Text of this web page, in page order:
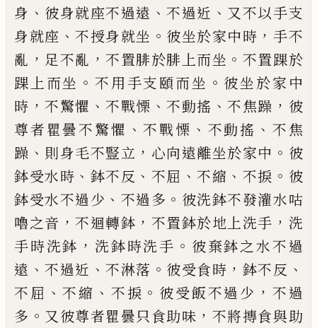
身 、 彼身就座不過遠 、不過近 、 又不以手支
身就座 、不授身就坐 。 彼坐於家中時 ， 手不
亂 ， 足不亂 ，不置腓於腓上而坐 。 不置踝於
踝上而坐 。 不用手支頤而坐 。 彼坐於家中
時 ，不驚懼 、不戰慄 、不動搖 、不焦躁 ， 彼
尊者瞿曇不驚懼 、不戰慄 、 不動搖 、 不焦
躁 、 則身毛不豎立 ， 心向遠離坐於家中 。 彼
鉢受水時 、 鉢不反 、 不屈 、不縮 、 不捩 。 彼
鉢受水不過少 、 不過多 。 彼洗鉢不發灌水咕
嚕之音 ，不迴轉鉢 ， 不置鉢於地上洗手 ， 洗
手時洗鉢 ， 洗鉢時洗手 。 彼棄鉢之水不過
遠 、不過近 、不淋落 。 彼受食時 ， 鉢不反 、
不屈 、不縮 、 不捩 。 彼受飯不過少 ， 不過
多 。 又彼尊者瞿曇只食助味 ， 不將摶食與助